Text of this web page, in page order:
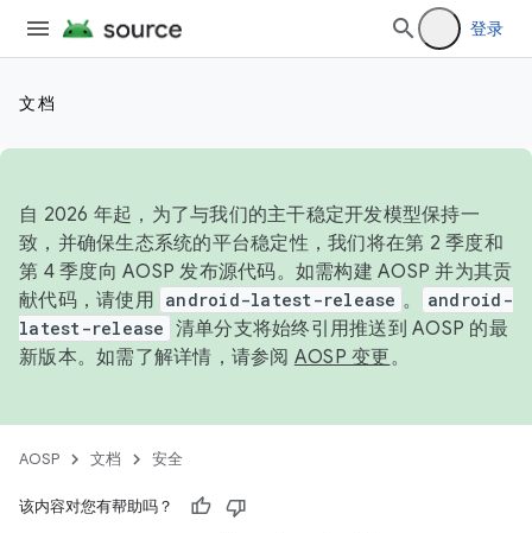
登录
文档
自 2026 年起，为了与我们的主干稳定开发模型保持一
致，并确保生态系统的平台稳定性，我们将在第 2 季度和
第 4 季度向 AOSP 发布源代码。如需构建 AOSP 并为其贡
献代码，请使用 android-latest-release 。
android-
latest-release 清单分支将始终引用推送到 AOSP 的最
新版本。如需了解详情，请参阅 AOSP 变更。
AOSP 文档 安全
该内容对您有帮助吗？